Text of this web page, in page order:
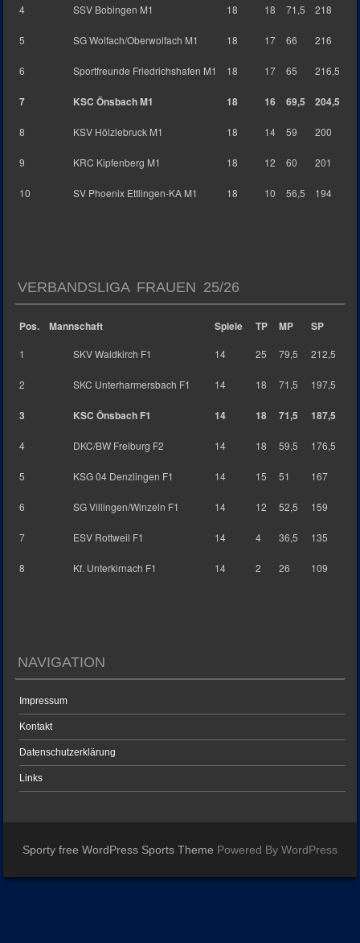
4 SSV Bobingen M1 18 18 71,5 218
5 SG Wolfach/Oberwolfach M1 18 17 66 216
6 Sportfreunde Friedrichshafen M1 18 17 65 216,5
7 KSC Önsbach M1 18 16 69,5 204,5
8 KSV Hölzlebruck M1 18 14 59 200
9 KRC Kipfenberg M1 18 12 60 201
10 SV Phoenix Ettlingen-KA M1 18 10 56,5 194
VERBANDSLIGA FRAUEN 25/26
Pos. Mannschaft Spiele TP MP SP
1 SKV Waldkirch F1 14 25 79,5 212,5
2 SKC Unterharmersbach F1 14 18 71,5 197,5
3 KSC Önsbach F1 14 18 71,5 187,5
4 DKC/BW Freiburg F2 14 18 59,5 176,5
5 KSG 04 Denzlingen F1 14 15 51 167
6 SG Villingen/Winzeln F1 14 12 52,5 159
7 ESV Rottweil F1 14 4 36,5 135
8 Kf. Unterkirnach F1 14 2 26 109
NAVIGATION
Impressum
Kontakt
Datenschutzerklärung
Links
Sporty free WordPress Sports Theme Powered By WordPress